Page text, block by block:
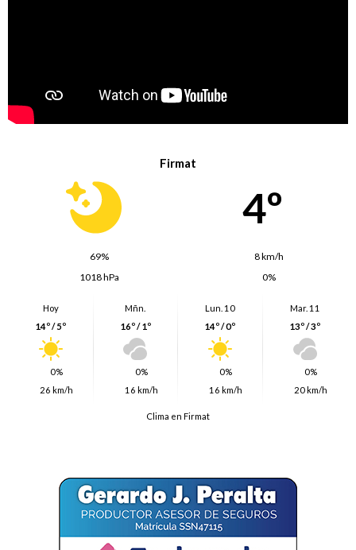
Firmat
4º
69%
8 km/h
1018 hPa
0%
Hoy
14º / 5º
0%
26 km/h
Mñn.
16º / 1º
0%
16 km/h
Lun. 10
14º / 0º
0%
16 km/h
Mar. 11
13º / 3º
0%
20 km/h
Clima en Firmat